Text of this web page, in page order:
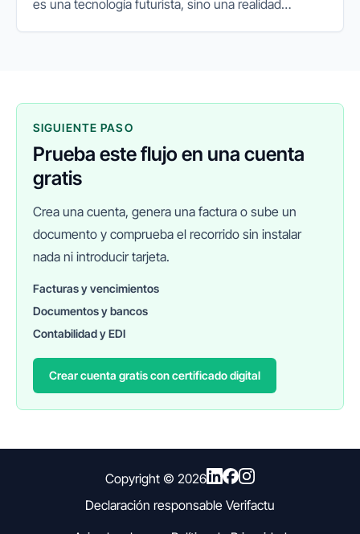
es una tecnología futurista, sino una realidad
SIGUIENTE PASO
Prueba este flujo en una cuenta
gratis
Crea una cuenta, genera una factura o sube un
documento y comprueba el recorrido sin instalar
nada ni introducir tarjeta.
Facturas y vencimientos
Documentos y bancos
Contabilidad y EDI
Crear cuenta gratis con certificado digital
Copyright © 2026
Declaración responsable Verifactu
FINANEDI
Hablemos ahora
Pedir información sobre FinanEDI